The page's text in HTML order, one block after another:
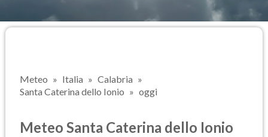
Meteo Italia
Calabria
Santa Caterina dello Ionio
oggi
Meteo Santa Caterina dello Ionio